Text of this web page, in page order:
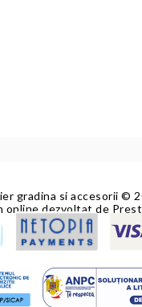
gradina si accesorii ©
online dezvoltat de